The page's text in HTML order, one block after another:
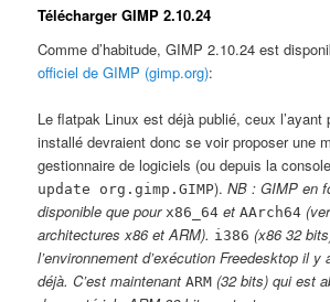
Télécharger GIMP 2.10.24
Comme d’habitude, GIMP 2.10.24 est
officiel de GIMP (gimp.org):
Le flatpak Linux est déjà publié, ceux l’ayant
installé devraient donc se voir proposer une
gestionnaire de logiciels (ou depuis la
update org.gimp.GIMP).NB : GIMP en
disponible que pourx86_64 etAArch64
architectures x86 et ARM). i386 (x86 32
l’environnement d’exécution Freedesktop il y
déjà. C’est maintenantARM (32 bits) qui est